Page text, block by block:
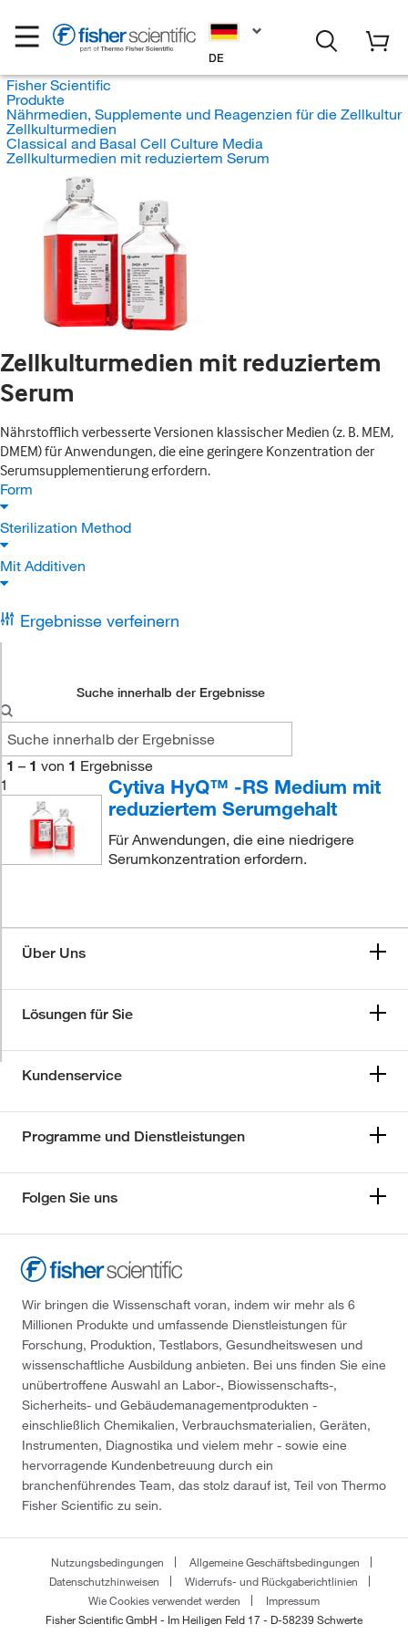
DE
Fisher Scientific
Produkte
Nährmedien, Supplemente und Reagenzien für die Zellkultur
Zellkulturmedien
Classical and Basal Cell Culture Media
Zellkulturmedien mit reduziertem Serum
Zellkulturmedien mit reduziertem
Serum
Nährstofflich verbesserte Versionen klassischer Medien (z. B. MEM,
DMEM) für Anwendungen, die eine geringere Konzentration der
Serumsupplementierung erfordern.
Form
Sterilization Method
Mit Additiven
Ergebnisse verfeinern
Suche innerhalb der Ergebnisse
1 – 1 von 1 Ergebnisse
1
Cytiva HyQ™ -RS Medium mit
reduziertem Serumgehalt
Für Anwendungen, die eine niedrigere
Serumkonzentration erfordern.
Über Uns
Lösungen für Sie
Kundenservice
Programme und Dienstleistungen
Folgen Sie uns
Wir bringen die Wissenschaft voran, indem wir mehr als 6
Millionen Produkte und umfassende Dienstleistungen für
Forschung, Produktion, Testlabors, Gesundheitswesen und
wissenschaftliche Ausbildung anbieten. Bei uns finden Sie eine
unübertroffene Auswahl an Labor-, Biowissenschafts-,
Sicherheits- und Gebäudemanagementprodukten -
einschließlich Chemikalien, Verbrauchsmaterialien, Geräten,
Instrumenten, Diagnostika und vielem mehr - sowie eine
hervorragende Kundenbetreuung durch ein
branchenführendes Team, das stolz darauf ist, Teil von Thermo
Fisher Scientific zu sein.
Nutzungsbedingungen
Allgemeine Geschäftsbedingungen
Datenschutzhinweisen
Widerrufs- und Rückgaberichtlinien
Wie Cookies verwendet werden
Impressum
Fisher Scientific GmbH - Im Heiligen Feld 17 - D-58239 Schwerte